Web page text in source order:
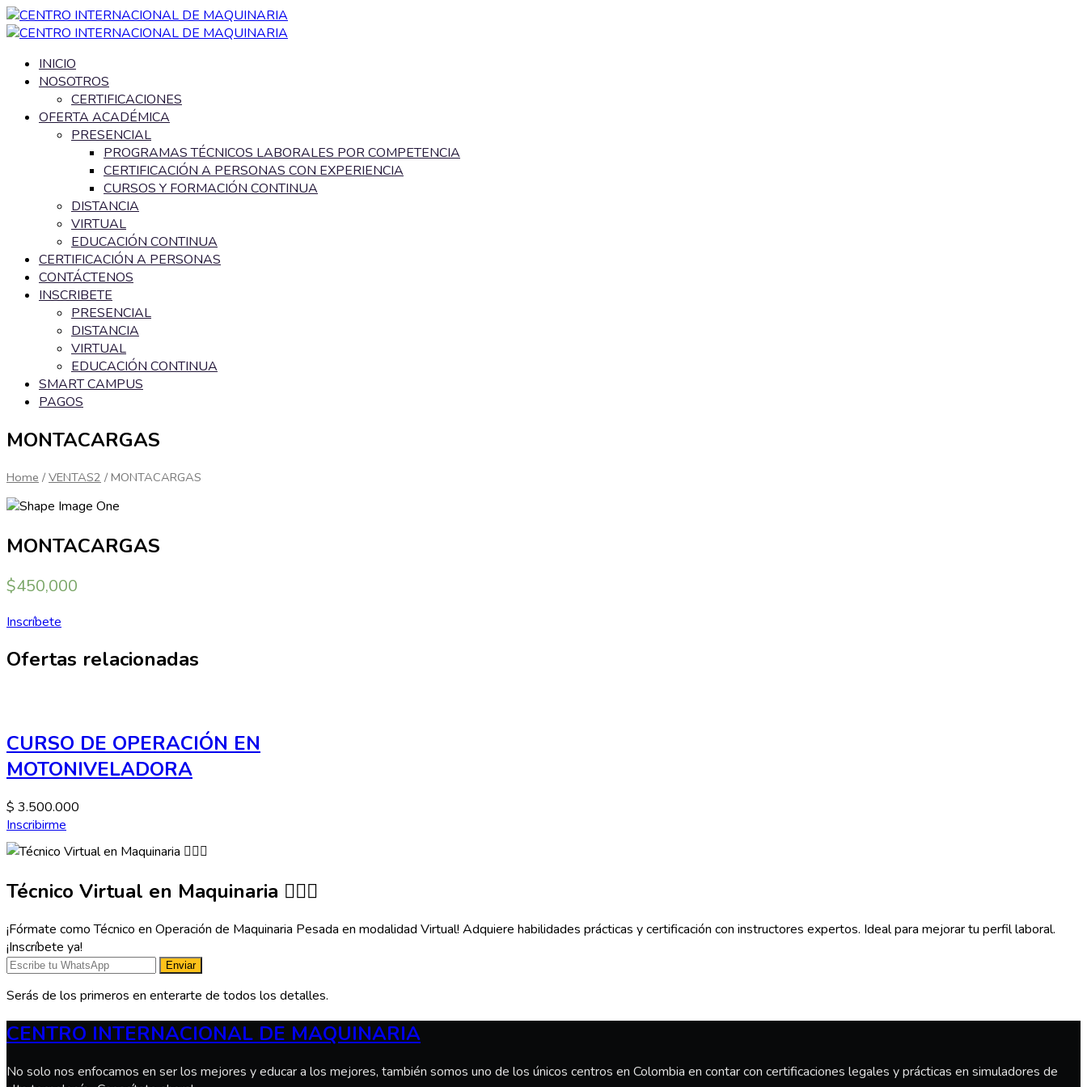
INICIO
NOSOTROS
CERTIFICACIONES
OFERTA ACADÉMICA
PRESENCIAL
PROGRAMAS TÉCNICOS LABORALES POR COMPETENCIA
CERTIFICACIÓN A PERSONAS CON EXPERIENCIA
CURSOS Y FORMACIÓN CONTINUA
DISTANCIA
VIRTUAL
EDUCACIÓN CONTINUA
CERTIFICACIÓN A PERSONAS
CONTÁCTENOS
INSCRIBETE
PRESENCIAL
DISTANCIA
VIRTUAL
EDUCACIÓN CONTINUA
SMART CAMPUS
PAGOS
MONTACARGAS
Home / VENTAS2 / MONTACARGAS
MONTACARGAS
$450,000
Inscríbete
Ofertas relacionadas
CURSO DE OPERACIÓN EN
MOTONIVELADORA
$ 3.500.000
Inscribirme
Técnico Virtual en Maquinaria 👷🏻‍♂️
¡Fórmate como Técnico en Operación de Maquinaria Pesada en modalidad Virtual! Adquiere habilidades prácticas y certificación con instructores expertos. Ideal para mejorar tu perfil laboral.
¡Inscríbete ya!
Enviar
Serás de los primeros en enterarte de todos los detalles.
CENTRO INTERNACIONAL DE MAQUINARIA
No solo nos enfocamos en ser los mejores y educar a los mejores, también somos uno de los únicos centros en Colombia en contar con certificaciones legales y prácticas en simuladores de